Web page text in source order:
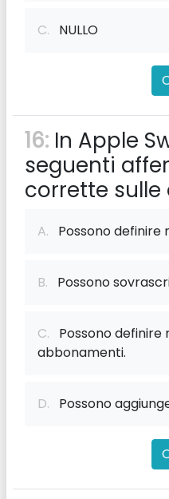
C. NULLO
16: In Apple
seguenti
corrette sulle
A. Possono definire
B. Possono
C. Possono definire
abbonamenti.
D. Possono